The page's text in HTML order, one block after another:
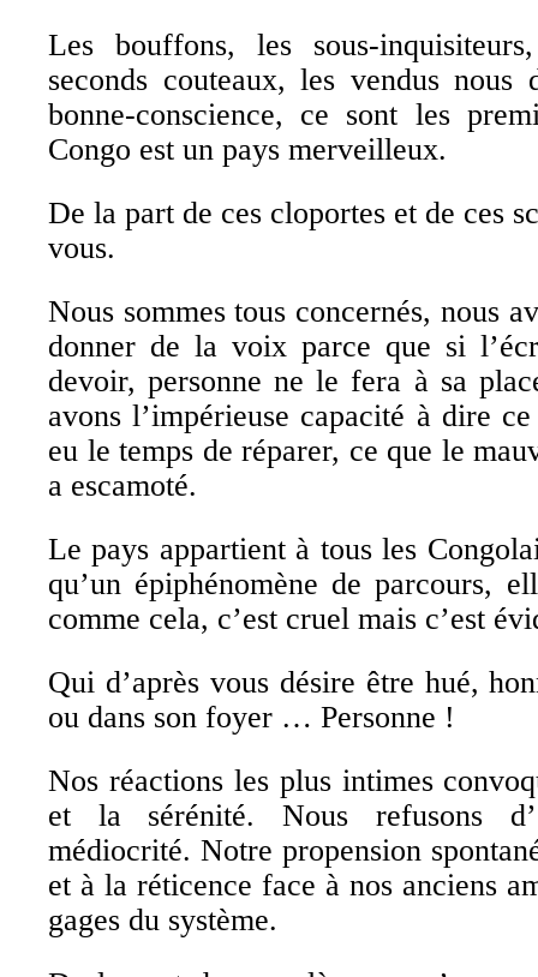
Les bouffons, les sous-
seconds couteaux, les vendus nous
bonne-conscience, ce sont les
Congo est un pays merveilleux.
De la part de ces cloportes et de ces
vous.
Nous sommes tous concernés, nous
donner de la voix parce que si
devoir, personne ne le fera à sa
avons l’impérieuse capacité à dire
eu le temps de réparer, ce que le
a escamoté.
Le pays appartient à tous les
qu’un épiphénomène de parcours,
comme cela, c’est cruel mais c’est
Qui d’après vous désire être hué,
ou dans son foyer … Personne !
Nos réactions les plus intimes
et la sérénité. Nous refusons
médiocrité. Notre propension
et à la réticence face à nos anciens
gages du système.